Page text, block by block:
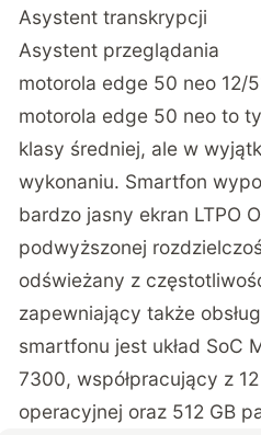
Asystent transkrypcji
Asystent przeglądania
motorola edge 50 neo 12/
motorola edge 50 neo to
klasy średniej, ale w
wykonaniu. Smartfon
bardzo jasny ekran LTPO
podwyższonej
odświeżany z
zapewniający także
smartfonu jest układ SoC
7300, współpracujący z
operacyjnej oraz 512 GB